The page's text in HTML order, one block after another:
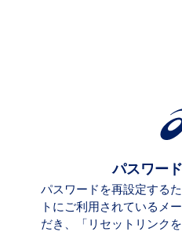
パスワー
パスワードを再設定する
トにご利用されているメ
だき、「リセットリンク